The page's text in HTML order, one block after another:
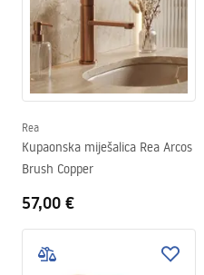
Rea
Kupaonska miješalica Rea Arcos
Brush Copper
57,00 €